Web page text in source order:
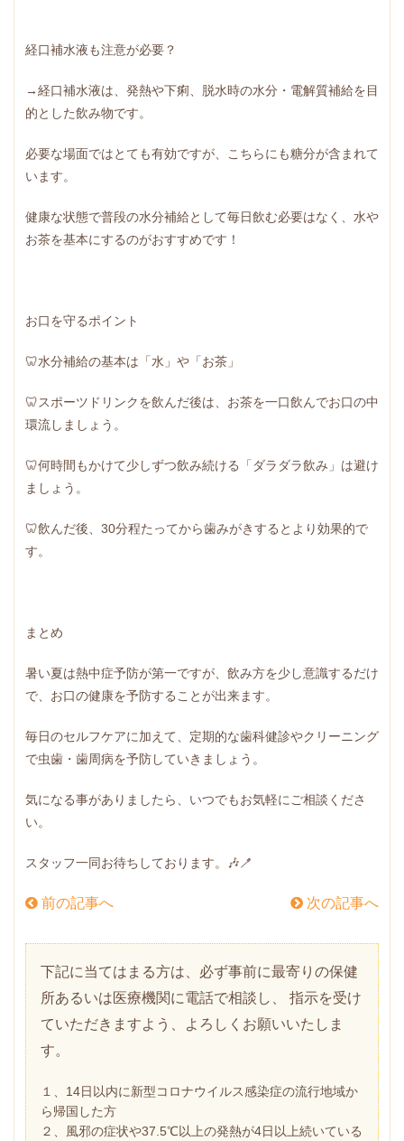
経口補水液も注意が必要？
→経口補水液は、発熱や下痢、脱水時の水分・電解質補給を目
的とした飲み物です。
必要な場面ではとても有効ですが、こちらにも糖分が含まれて
います。
健康な状態で普段の水分補給として毎日飲む必要はなく、水や
お茶を基本にするのがおすすめです！
お口を守るポイント
🦷水分補給の基本は「水」や「お茶」
🦷スポーツドリンクを飲んだ後は、お茶を一口飲んでお口の中
環流しましょう。
🦷何時間もかけて少しずつ飲み続ける「ダラダラ飲み」は避け
ましょう。
🦷飲んだ後、30分程たってから歯みがきするとより効果的で
す。
まとめ
暑い夏は熱中症予防が第一ですが、飲み方を少し意識するだけ
で、お口の健康を予防することが出来ます。
毎日のセルフケアに加えて、定期的な歯科健診やクリーニング
で虫歯・歯周病を予防していきましょう。
気になる事がありましたら、いつでもお気軽にご相談くださ
い。
スタッフ一同お待ちしております。🎶🪥
前の記事へ 次の記事へ
下記に当てはまる方は、必ず事前に最寄りの保健
所あるいは医療機関に電話で相談し、 指示を受け
ていただきますよう、よろしくお願いいたしま
す。
１、14日以内に新型コロナウイルス感染症の流行地域か
ら帰国した方
２、風邪の症状や37.5℃以上の発熱が4日以上続いている